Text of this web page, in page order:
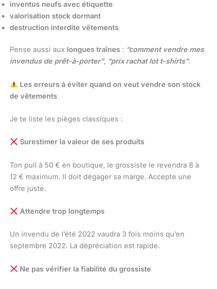
inventus neufs avec étiquette
valorisation stock dormant
destruction interdite vêtements
Pense aussi aux longues traînes : “comment vendre mes
invendus de prêt-à-porter”, “prix rachat lot t-shirts”.
Les erreurs à éviter quand on veut vendre son stock
de vêtements
Je te liste les pièges classiques :
Surestimer la valeur de ses produits
Ton pull à 50 € en boutique, le grossiste le revendra 8 à
12 € maximum. Il doit dégager sa marge. Accepte une
offre juste.
Attendre trop longtemps
Un invendu de l’été 2022 vaudra 3 fois moins qu’en
septembre 2022. La dépréciation est rapide.
Ne pas vérifier la fiabilité du grossiste